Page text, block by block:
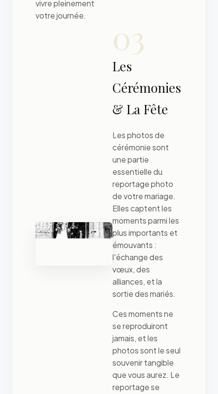
vivre pleinement
votre journée.
03
Les
Cérémonies
& La Fête
Les photos de
cérémonie sont
une partie
essentielle du
reportage photo
de votre mariage.
Elles captent les
moments parmi les
plus importants et
émouvants :
l'échange des
vœux, des
alliances, et la
sortie des mariés.
Ces moments ne
se reproduiront
jamais, et les
photos sont le seul
souvenir tangible
que vous aurez. Le
reportage se